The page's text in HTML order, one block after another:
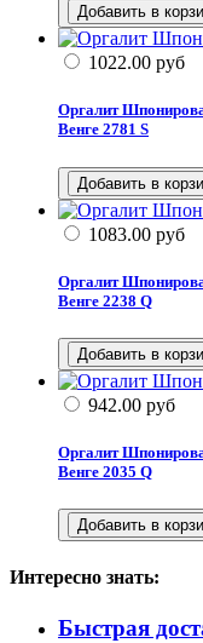
1022.00 руб
Оргалит
Венге 2781 S
1083.00 руб
Оргалит
Венге 2238 Q
942.00 руб
Оргалит
Венге 2035 Q
Интересно знать:
Быстрая